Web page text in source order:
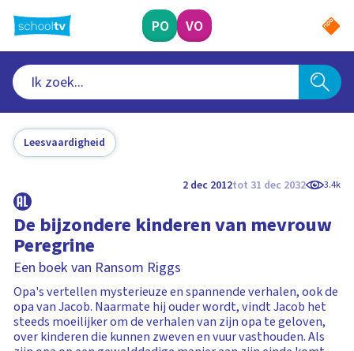
naar
hoofdinhoud
PO VO
Leesvaardigheid
2 dec 2012tot 31 dec 2032 3.4k
De bijzondere kinderen van mevrouw
Peregrine
Een boek van Ransom Riggs
Opa's vertellen mysterieuze en spannende verhalen, ook de
opa van Jacob. Naarmate hij ouder wordt, vindt Jacob het
steeds moeilijker om de verhalen van zijn opa te geloven,
over kinderen die kunnen zweven en vuur vasthouden. Als